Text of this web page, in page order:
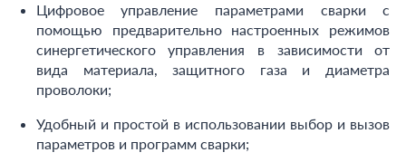
Цифровое управление параметрами сварки с
помощью предварительно настроенных режимов
синергетического управления в зависимости от
вида материала, защитного газа и диаметра
проволоки;
Удобный и простой в использовании выбор и вызов
параметров и программ сварки;